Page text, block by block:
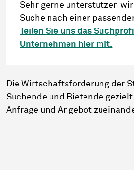
Sehr gerne unterstützen
Suche nach einer
Teilen Sie uns das
Unternehmen hier mit.
Die Wirtschaftsförderung der
Suchende und Bietende
Anfrage und Angebot